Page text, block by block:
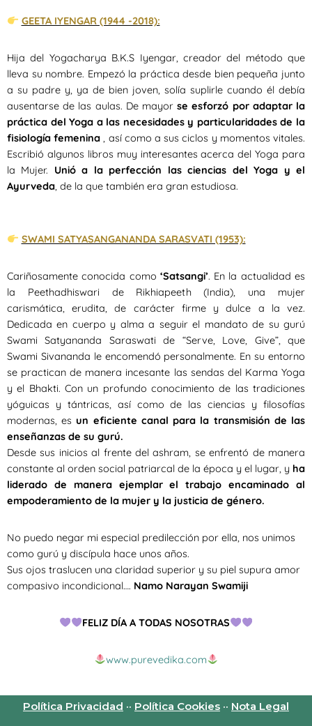
GEETA IYENGAR (1944 -2018):
Hija del Yogacharya B.K.S Iyengar, creador del método que
lleva su nombre. Empezó la práctica desde bien pequeña junto
a su padre y, ya de bien joven, solía suplirle cuando él debía
ausentarse de las aulas. De mayorse esforzó por adaptar la
práctica del Yoga a las necesidades y particularidades de la
fisiología femenina , así como a sus ciclos y momentos vitales.
Escribió algunos libros muy interesantes acerca del Yoga para
la Mujer. Unió a la perfección las ciencias del Yoga y el
Ayurveda , de la que también era gran estudiosa.
SWAMI SATYASANGANANDA SARASVATI (1953):
Cariñosamente conocida como ‘Satsangi’. En la actualidad es
la Peethadhiswari de Rikhiapeeth (India), una mujer
carismática, erudita, de carácter firme y dulce a la vez.
Dedicada en cuerpo y alma a seguir el mandato de su gurú
Swami Satyananda Saraswati de “Serve, Love, Give”, que
Swami Sivananda le encomendó personalmente. En su entorno
se practican de manera incesante las sendas del Karma Yoga
y el Bhakti. Con un profundo conocimiento de las tradiciones
yóguicas y tántricas, así como de las ciencias y filosofías
modernas, es un eficiente canal para la transmisión de las
enseñanzas de su gurú.
Desde sus inicios al frente del ashram, se enfrentó de manera
constante al orden social patriarcal de la época y el lugar, y ha
liderado de manera ejemplar el trabajo encaminado al
empoderamiento de la mujer y la justicia de género.
No puedo negar mi especial predilección por ella, nos unimos
como gurú y discípula hace unos años.
Sus ojos traslucen una claridad superior y su piel supura amor
compasivo incondicional…. Namo Narayan Swamiji
FELIZ DÍA A TODAS NOSOTRAS
www.purevedika.com
Política Privacidad ·· Política Cookies ·· Nota Legal